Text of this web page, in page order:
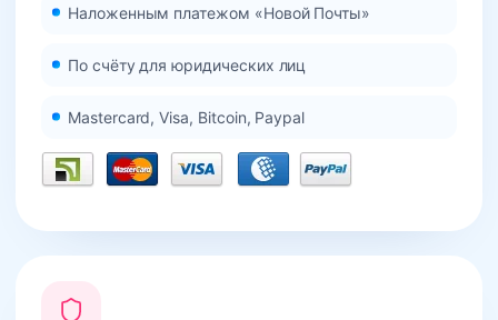
Наложенным платежом «Новой Почты»
По счёту для юридических лиц
Mastercard, Visa, Bitcoin, Paypal